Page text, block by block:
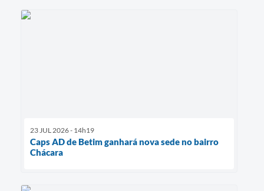
23 JUL 2026 - 14h19
Caps AD de Betim ganhará nova sede no bairro
Chácara